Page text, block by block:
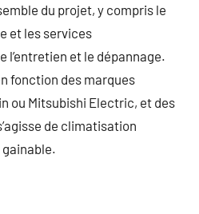
du projet, y compris le
et les services
l’entretien et le dépannage.
fonction des marques
ou Mitsubishi Electric, et des
de climatisation